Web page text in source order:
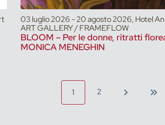
03 luglio 2026 - 20 agosto 2026, Hotel
ART GALLERY / FRAMEFLOW
BLOOM – Per le donne, ritratti
MONICA MENEGHIN
1 2